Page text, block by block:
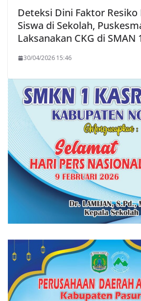
Deteksi Dini Faktor Resiko
Siswa di Sekolah,
Laksanakan CKG di SMAN
30/04/2026 15:46